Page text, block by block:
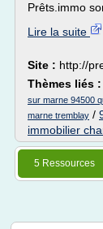
Prêts.immo
Lire la suite
Site : http://
Thèmes liés :
sur marne 94500
marne tremblay /
immobilier
5 Ressources